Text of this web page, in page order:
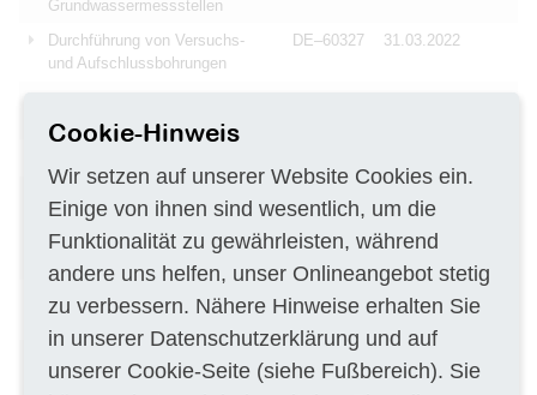
Grundwassermessstellen
Durchführung von Versuchs-
und Aufschlussbohrungen
DE–60327 31.03.2022
2022
Kernbohrungen,
Rammsondierung sowie
Bahrlochrammsondierung
Kartierung von 372 HNV-
DE–76185 31.03.2022
Fremdüberwachung sowie
Cookie-Hinweis
Wir setzen auf unserer Website Cookies ein.
Einige von ihnen sind wesentlich, um die
Funktionalität zu gewährleisten, während
andere uns helfen, unser Onlineangebot stetig
zu verbessern. Nähere Hinweise erhalten Sie
in unserer Datenschutzerklärung und auf
unserer Cookie-Seite (siehe Fußbereich). Sie